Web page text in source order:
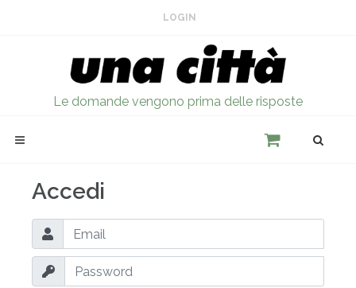
LOGIN
Le domande vengono prima delle risposte
Accedi